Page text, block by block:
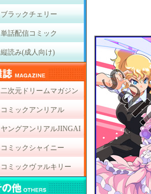
ブラックチェリー
単話配信コミック
縦読み(成人向け)
二次元ドリームマガジン
コミックアンリアル
ヤングアンリアルJINGAI
コミックシャイニー
コミックヴァルキリー